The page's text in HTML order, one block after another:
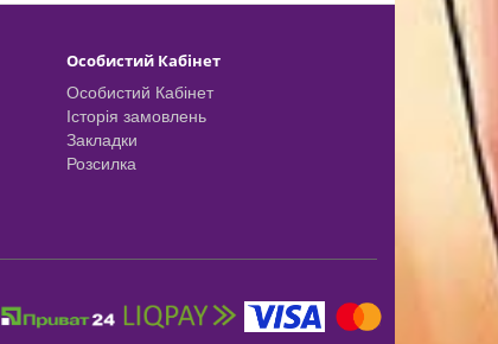
Особистий Кабінет
Особистий Кабінет
Історія замовлень
Закладки
Розсилка